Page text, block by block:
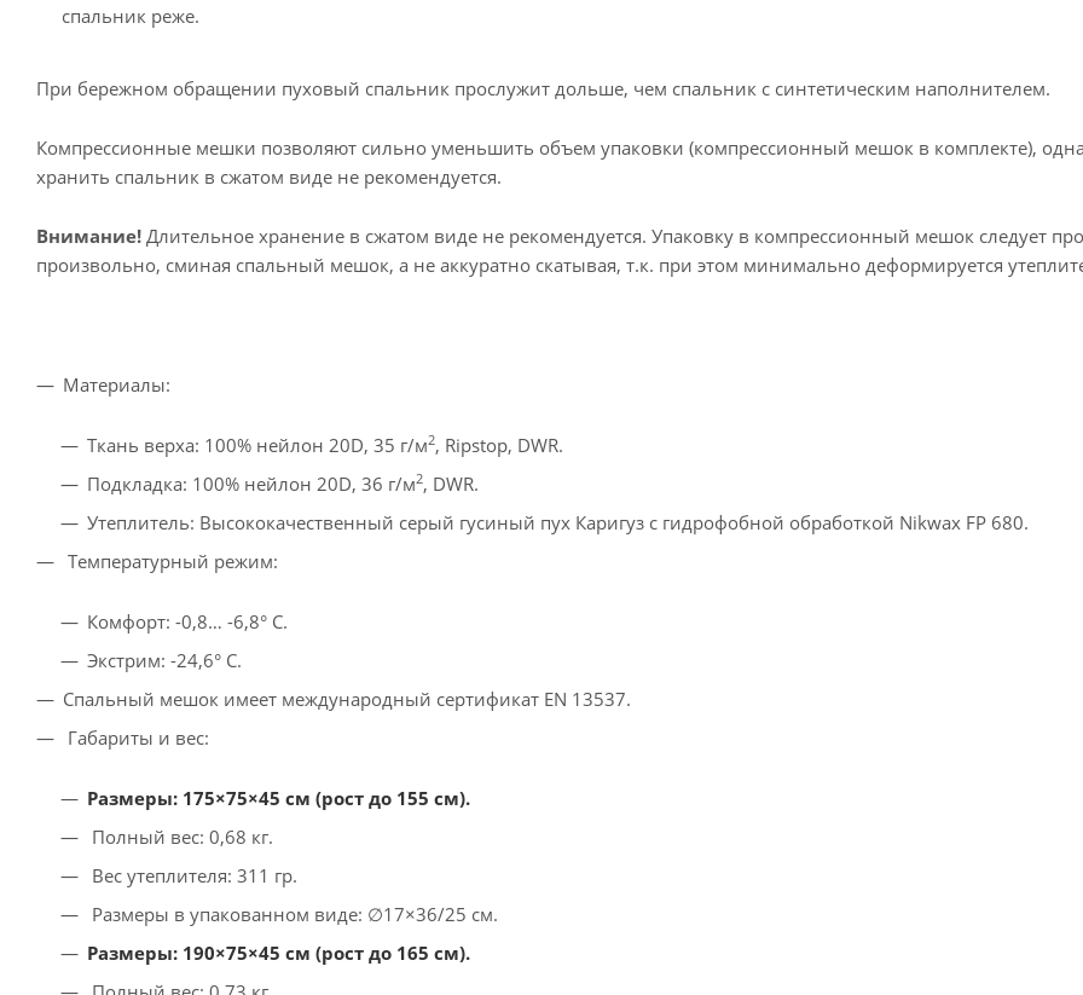
спальник реже.
При бережном обращении пуховый спальник прослужит дольше, чем спальник с синтетическим наполнителем.
Компрессионные мешки позволяют сильно уменьшить объем упаковки (компрессионный мешок в комплекте),
хранить спальник в сжатом виде не рекомендуется.
Внимание! Длительное хранение в сжатом виде не рекомендуется. Упаковку в компрессионный мешок следует
произвольно, сминая спальный мешок, а не аккуратно скатывая, т.к. при этом минимально деформируется
Материалы:
Ткань верха: 100% нейлон 20D, 35 г/м2, Ripstop, DWR.
Подкладка: 100% нейлон 20D, 36 г/м2, DWR.
Утеплитель: Высококачественный серый гусиный пух Каригуз с гидрофобной обработкой Nikwax FP 680.
Температурный режим:
Комфорт: -0,8… -6,8° С.
Экстрим: -24,6° С.
Спальный мешок имеет международный сертификат EN 13537.
Габариты и вес:
Размеры: 175×75×45 см (рост до 155 см).
Полный вес: 0,68 кг.
Вес утеплителя: 311 гр.
Размеры в упакованном виде: ∅17×36/25 см.
Размеры: 190×75×45 см (рост до 165 см).